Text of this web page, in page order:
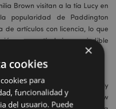
Brown visitan a la tía Lucy en
popularidad de Paddington
artículos con licencia, lo que
en un artículo imprescindible
en tus estanterías!
to offering high-quality, fully
with our customers. Our new
×
cookies
para
funcionalidad y
del usuario. Puede